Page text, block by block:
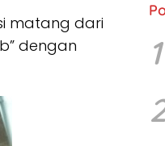
matang dari
dengan
1